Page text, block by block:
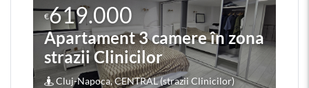
€619.000
Apartament 3 camere în zona
strazii Clinicilor
Cluj-Napoca, CENTRAL (strazii Clinicilor)